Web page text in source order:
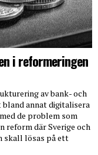
i reformeringen
av bank- och
annat digitalisera
de problem som
reform där Sverige och
skall lösas på ett